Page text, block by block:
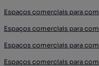
Espaços comerciais para
Espaços comerciais para
Espaços comerciais para
Espaços comerciais para